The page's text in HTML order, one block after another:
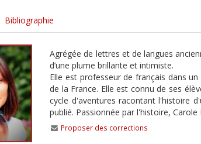
Bibliographie
Agrégée de lettres et de langues
d’une plume brillante et intimiste.
Elle est professeur de français dans
de la France. Elle est connu de ses
cycle d'aventures racontant l'histoire
publié. Passionnée par l'histoire,
Proposer des corrections